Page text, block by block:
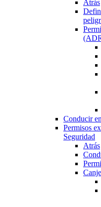
Atrás
Conducir
Permisos
Seguridad
Atrás